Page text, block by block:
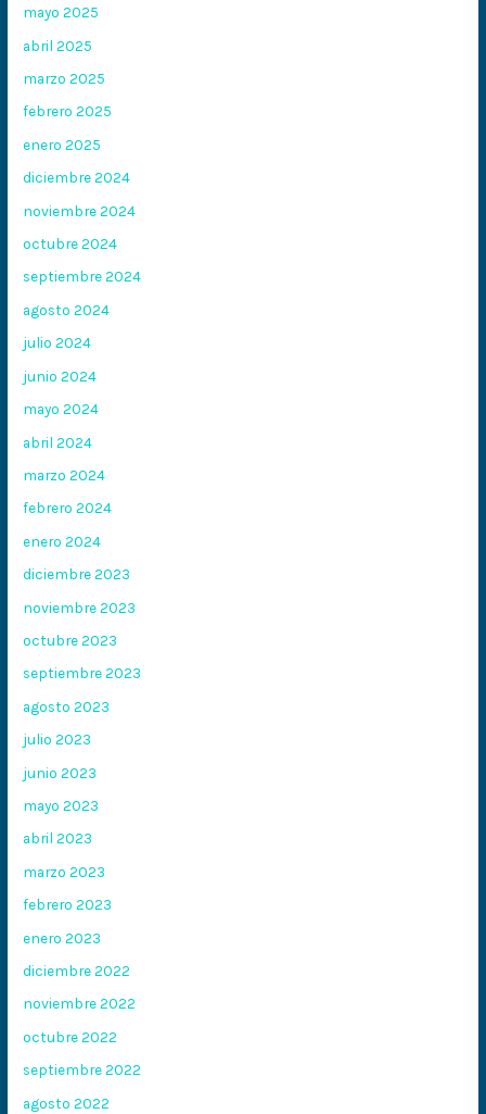
mayo 2025
abril 2025
marzo 2025
febrero 2025
enero 2025
diciembre 2024
noviembre 2024
octubre 2024
septiembre 2024
agosto 2024
julio 2024
junio 2024
mayo 2024
abril 2024
marzo 2024
febrero 2024
enero 2024
diciembre 2023
noviembre 2023
octubre 2023
septiembre 2023
agosto 2023
julio 2023
junio 2023
mayo 2023
abril 2023
marzo 2023
febrero 2023
enero 2023
diciembre 2022
noviembre 2022
octubre 2022
septiembre 2022
agosto 2022